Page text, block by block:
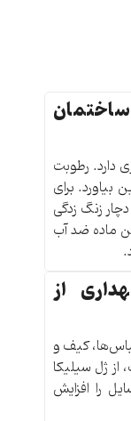
ساختمان
دارد. رطوبت
بیاورد. برای
زنگ زدگی
ماده ضد آب
از
کیف و
از ژل سیلیکا
را افزایش